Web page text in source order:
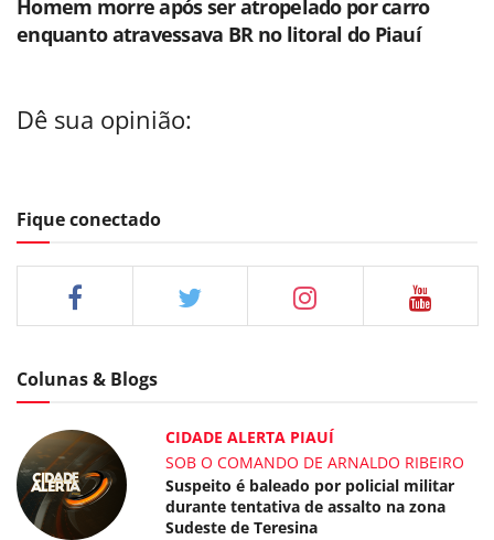
Homem morre após ser atropelado por carro
enquanto atravessava BR no litoral do Piauí
Dê sua opinião:
Fique conectado
Colunas & Blogs
CIDADE ALERTA PIAUÍ
SOB O COMANDO DE ARNALDO RIBEIRO
Suspeito é baleado por policial militar
durante tentativa de assalto na zona
Sudeste de Teresina